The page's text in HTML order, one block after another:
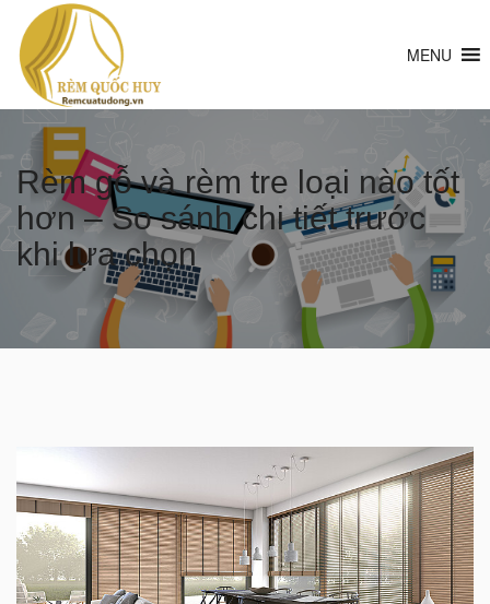
MENU
Rèm gỗ và rèm tre loại nào tốt
hơn – So sánh chi tiết trước
khi lựa chọn